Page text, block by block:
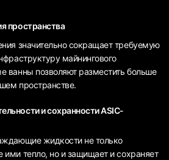
пространства
значительно сокращает требуемую
майнингового
ванны позволяют разместить больше
пространстве.
и сохранности ASIC-
жидкости не только
ими тепло, но и защищает и сохраняет